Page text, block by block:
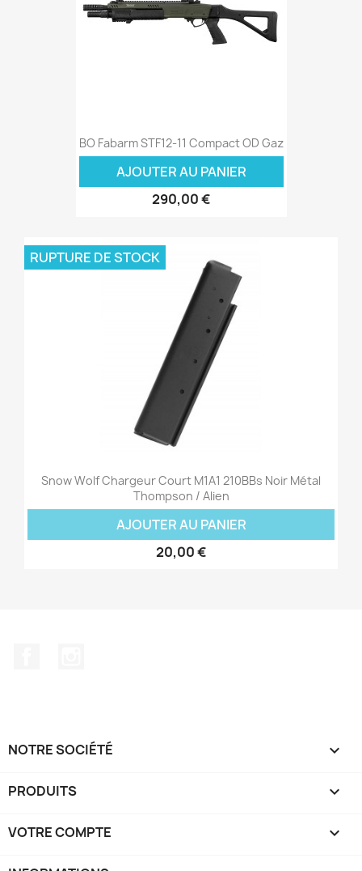
BO Fabarm STF12-11 Compact OD Gaz
AJOUTER AU PANIER
290,00 €
Snow Wolf Chargeur Court M1A1 210BBs Noir Métal
Thompson / Alien
AJOUTER AU PANIER
20,00 €
RUPTURE DE STOCK
NOTRE SOCIÉTÉ 
PRODUITS 
VOTRE COMPTE 